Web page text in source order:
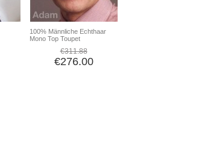
100% Männliche Echthaar
Mono Top Toupet
€311.88
€276.00